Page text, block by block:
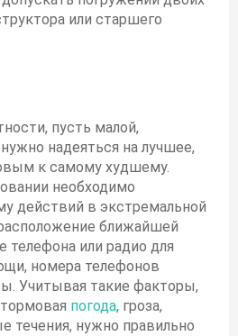
или старшего
пусть малой,
нужно надеяться на лучшее,
к самому худшему.
необходимо
действий в экстремальной
ближайшей
телефона или радио для
номера телефонов
Учитывая такие факторы,
погода, гроза,
течения, нужно правильно